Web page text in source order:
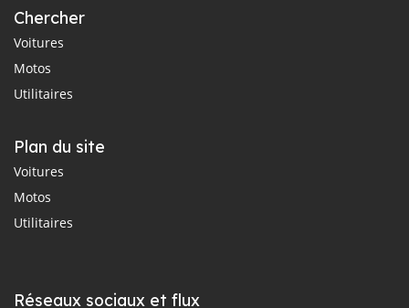
Chercher
Voitures
Motos
Utilitaires
Plan du site
Voitures
Motos
Utilitaires
Réseaux sociaux et flux